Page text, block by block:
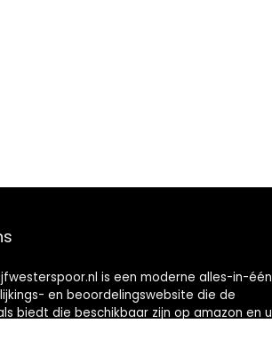
is een moderne alles-in-één
en beoordelingswebsite die de
biedt die beschikbaar zijn op amazon en u